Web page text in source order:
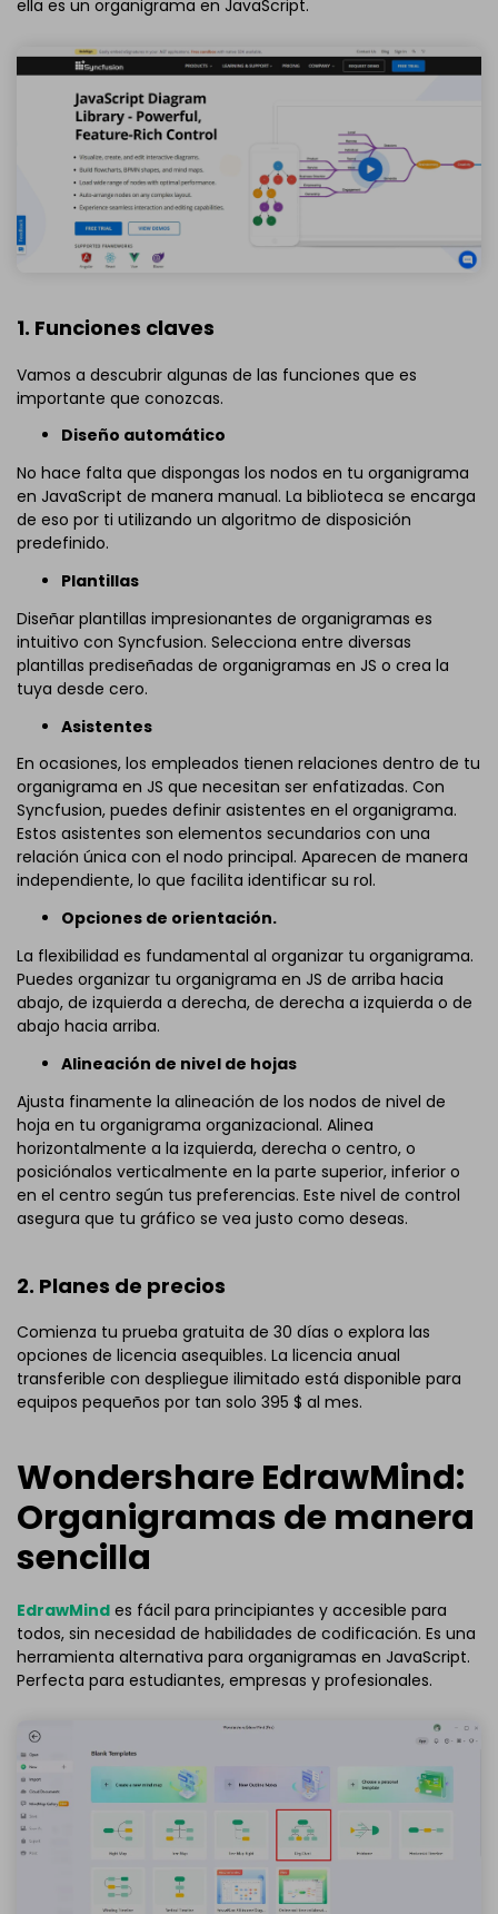
ella es un organigrama en JavaScript.
1. Funciones claves
Vamos a descubrir algunas de las funciones que es
importante que conozcas.
Diseño automático
No hace falta que dispongas los nodos en tu organigrama
en JavaScript de manera manual. La biblioteca se encarga
de eso por ti utilizando un algoritmo de disposición
predefinido.
Plantillas
Diseñar plantillas impresionantes de organigramas es
intuitivo con Syncfusion. Selecciona entre diversas
plantillas prediseñadas de organigramas en JS o crea la
tuya desde cero.
Asistentes
En ocasiones, los empleados tienen relaciones dentro de tu
organigrama en JS que necesitan ser enfatizadas. Con
Syncfusion, puedes definir asistentes en el organigrama.
Estos asistentes son elementos secundarios con una
relación única con el nodo principal. Aparecen de manera
independiente, lo que facilita identificar su rol.
Opciones de orientación.
La flexibilidad es fundamental al organizar tu organigrama.
Puedes organizar tu organigrama en JS de arriba hacia
abajo, de izquierda a derecha, de derecha a izquierda o de
abajo hacia arriba.
Alineación de nivel de hojas
Ajusta finamente la alineación de los nodos de nivel de
hoja en tu organigrama organizacional. Alinea
horizontalmente a la izquierda, derecha o centro, o
posiciónalos verticalmente en la parte superior, inferior o
en el centro según tus preferencias. Este nivel de control
asegura que tu gráfico se vea justo como deseas.
2. Planes de precios
Comienza tu prueba gratuita de 30 días o explora las
opciones de licencia asequibles. La licencia anual
transferible con despliegue ilimitado está disponible para
equipos pequeños por tan solo 395 $ al mes.
Wondershare EdrawMind:
Organigramas de manera
sencilla
EdrawMind es fácil para principiantes y accesible para
todos, sin necesidad de habilidades de codificación. Es una
herramienta alternativa para organigramas en JavaScript.
Perfecta para estudiantes, empresas y profesionales.